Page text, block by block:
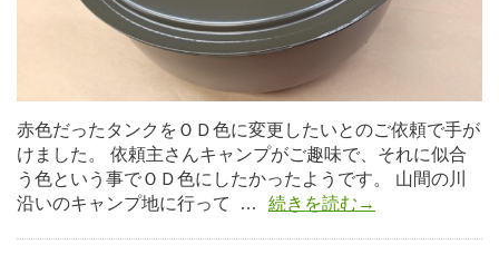
赤色だったタンクをＯＤ色に変更したいとのご依頼で手が
けました。 依頼主さんキャンプがご趣味で、それに似合
う色という事でＯＤ色にしたかったようです。 山間の川
沿いのキャンプ地に行って …
続きを読む→